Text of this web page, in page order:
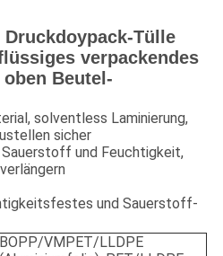
Tülle
verpackendes
Beutel-
solventless Laminierung,
sicher
Sauerstoff und Feuchtigkeit,
und Sauerstoff-
BOPP/VMPET/LLDPE